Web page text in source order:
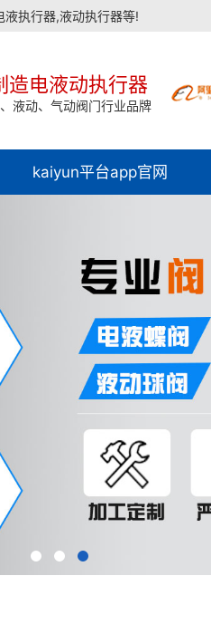
执行器,液动执行器等!
造电液动执行器
液动、气动阀门行业品牌
kaiyun平台app官网